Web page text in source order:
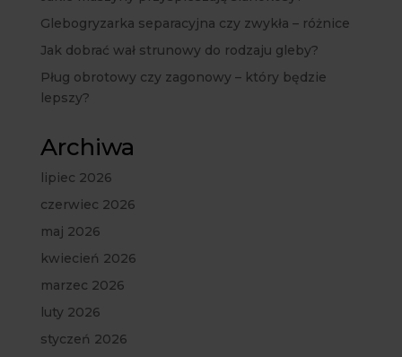
Glebogryzarka separacyjna czy zwykła – różnice
Jak dobrać wał strunowy do rodzaju gleby?
Pług obrotowy czy zagonowy – który będzie
lepszy?
Archiwa
lipiec 2026
czerwiec 2026
maj 2026
kwiecień 2026
marzec 2026
luty 2026
styczeń 2026